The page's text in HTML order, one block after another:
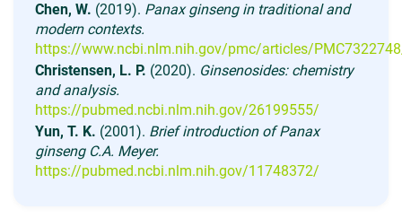
Chen, W. (2019). Panax ginseng in traditional and
modern contexts.
https://www.ncbi.nlm.nih.gov/pmc/articles/
Christensen, L. P. (2020). Ginsenosides: chemistry
and analysis.
https://pubmed.ncbi.nlm.nih.gov/26199555/
Yun, T. K. (2001). Brief introduction of Panax
ginseng C.A. Meyer.
https://pubmed.ncbi.nlm.nih.gov/11748372/